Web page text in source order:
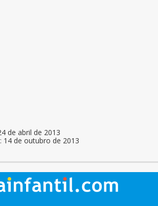
de abril de 2013
14 de outubro de 2013